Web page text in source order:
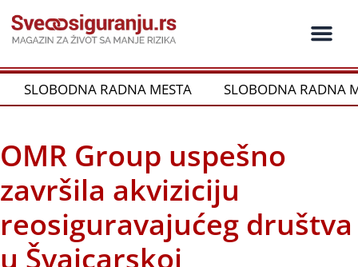
на
садржај
SLOBODNA RADNA MESTA SLOBODNA RADNA
OMR Group uspešno
završila akviziciju
reosiguravajućeg društva
u Švajcarskoj